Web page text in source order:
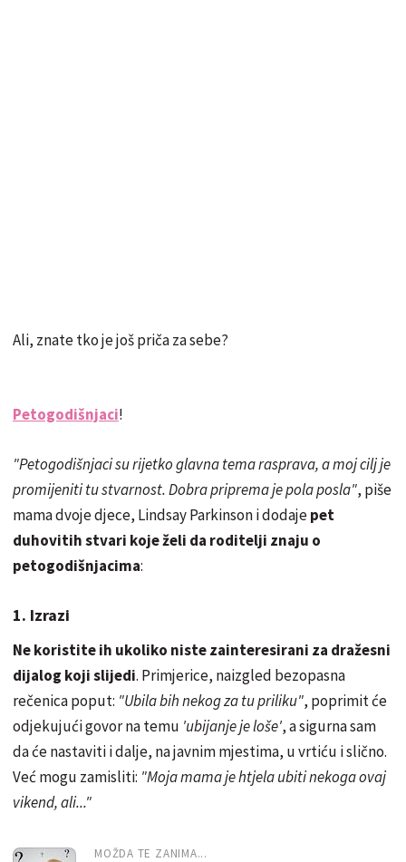
Ali, znate tko je još priča za sebe?
Petogodišnjaci!
"Petogodišnjaci su rijetko glavna tema rasprava, a moj cilj je
promijeniti tu stvarnost. Dobra priprema je pola posla", piše
mama dvoje djece, Lindsay Parkinson i dodajepet
duhovitih stvari koje želi da roditelji znaju o
petogodišnjacima:
1. Izrazi
Ne koristite ih ukoliko niste zainteresirani za dražesni
dijalog koji slijedi. Primjerice, naizgled bezopasna
rečenica poput: "Ubila bih nekog za tu priliku", poprimit će
odjekujući govor na temu 'ubijanje je loše', a sigurna sam
da će nastaviti i dalje, na javnim mjestima, u vrtiću i slično.
Već mogu zamisliti: "Moja mama je htjela ubiti nekoga ovaj
vikend, ali..."
MOŽDA TE ZANIMA...